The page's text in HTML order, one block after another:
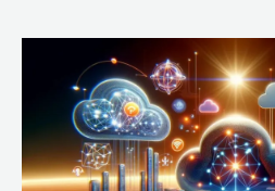
Nuvem:
Google